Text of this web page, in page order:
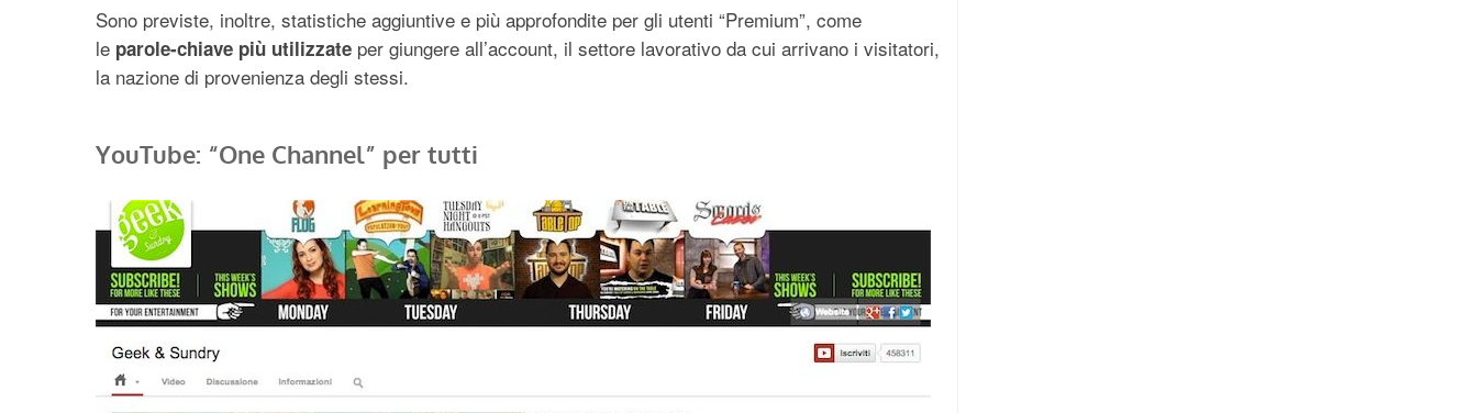
Sono previste, inoltre, statistiche aggiuntive e più approfondite per gli utenti “Premium”, come
le parole-chiave più utilizzate per giungere all’account, il settore lavorativo da cui arrivano i visitatori,
la nazione di provenienza degli stessi.
YouTube: “One Channel” per tutti